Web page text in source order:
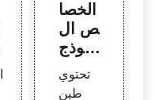
الخصا
ئص ال
نموذج
ن PH
تحتوي
طين